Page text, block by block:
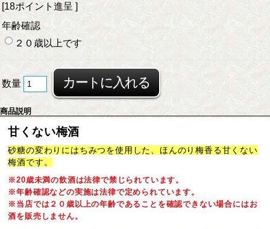
[18ポイント進呈 ]
年齢確認
２０歳以上です
数量
商品説明
甘くない梅酒
砂糖の変わりにはちみつを使用した、ほんのり梅香る甘くない
梅酒です。
※20歳未満の飲酒は法律で禁じられています。
※年齢確認などの実施は法律で定められています。
※当店では２０歳以上の年齢であることを確認できない場合にはお
酒を販売しません。